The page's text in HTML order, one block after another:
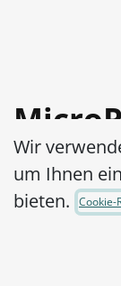
Wir
um Ihnen
bieten.
Cookie-